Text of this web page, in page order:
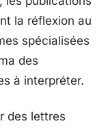
la réflexion au
spécialisées
des
à interpréter.
des lettres